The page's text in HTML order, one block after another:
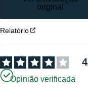
original
Relatório
4
Opinião verificada